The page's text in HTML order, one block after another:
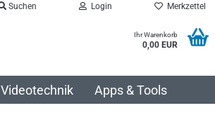
Suchen Login Merkzettel
Ihr Warenkorb
0,00 EUR
Videotechnik Apps & Tools